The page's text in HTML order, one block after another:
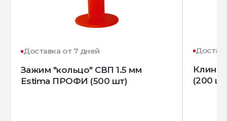
Доставка от 7 дней
Зажим "кольцо" СВП 1.5 мм
Estima ПРОФИ (500 шт)
Клин
(200